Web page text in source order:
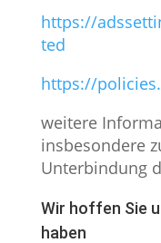
https://
ted
https://
weitere
insbesondere
Unterbindung
Wir hoffen Sie
haben